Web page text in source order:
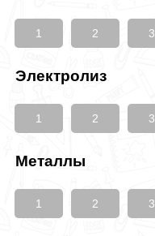
1 2 3
Электролиз
1 2 3
Металлы
1 2 3